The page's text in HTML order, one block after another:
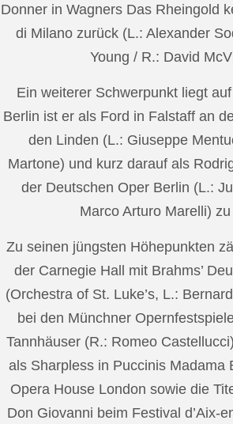
Donner in Wagners Das Rheingold
di Milano zurück (L.: Alexander
Young / R.: David
Ein weiterer Schwerpunkt liegt
Berlin ist er als Ford in Falstaff an
den Linden (L.: Giuseppe
Martone) und kurz darauf als
der Deutschen Oper Berlin (L.:
Marco Arturo Marelli)
Zu seinen jüngsten Höhepunkten
der Carnegie Hall mit Brahms’
(Orchestra of St. Luke’s, L.:
bei den Münchner
Tannhäuser (R.: Romeo
als Sharpless in Puccinis Madama
Opera House London sowie die
Don Giovanni beim Festival d’Aix-